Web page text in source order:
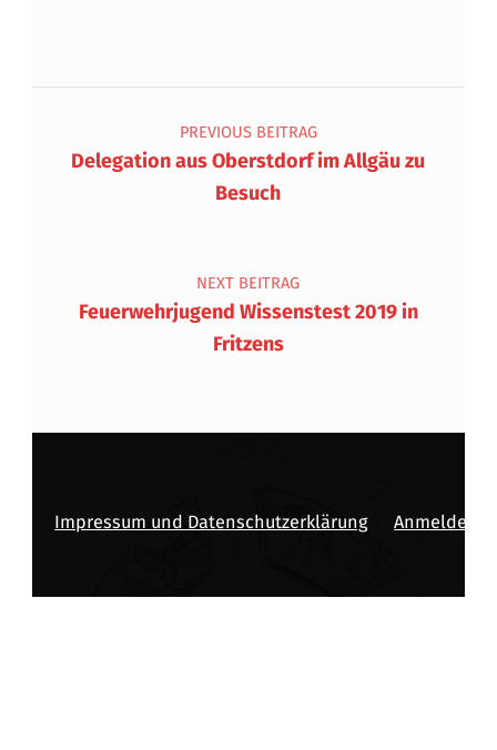
Beitragsnavigation
PREVIOUS BEITRAG
Delegation aus Oberstdorf im Allgäu zu
Besuch
NEXT BEITRAG
Feuerwehrjugend Wissenstest 2019 in
Fritzens
Impressum und Datenschutzerklärung Anmelden